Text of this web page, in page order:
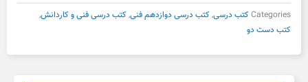
تخصصی
تربیت
بدنی
عدد
Categoriesکتب درسی,کتب درسی دوازدهم فنی,کتب درسی فنی و کاردانش,
کتب دست دو